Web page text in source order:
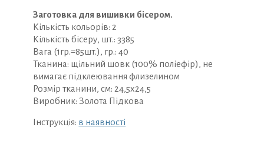
Заготовка для вишивки бісером.
Кількість кольорів: 2
Кількість бісеру, шт.: 3385
Вага (1гр.=85шт.), гр.: 40
Тканина: щільний шовк (100% поліефір), не
вимагає підклеювання флизелином
Розмір тканини, см: 24,5х24,5
Виробник: Золота Підкова
Інструкція: в наявності